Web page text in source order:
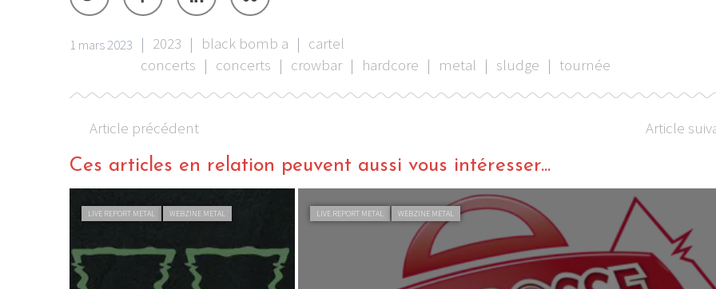
1 mars 2023 | 2023 | black bomb a | cartel
concerts | concerts | crowbar | hardcore | metal | sludge | tournée
Article précédent Article
Ces articles en relation peuvent aussi vous intéresser...
LIVE REPORT METAL WEBZINE METAL LIVE REPORT METAL WEBZINE METAL